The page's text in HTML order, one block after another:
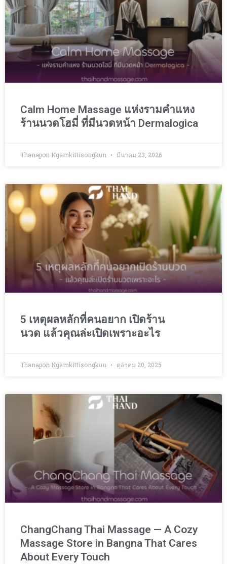
Calm Home Massage แห่งรามคำแหง
ร้านนวดโฮมี่ ที่มีนวดหน้า Dermalogica
Thanapon Ngamkittisongkun มีนาคม 23, 2026
5 เหตุผลหลักที่คนอยาก เปิดร้าน
นวด แล้วคุณล่ะเปิดเพราะอะไร
Thanapon Ngamkittisongkun ตุลาคม 20, 2025
ChangChang Thai Massage — A Cozy
Massage Store in Bangna That Cares
About Every Touch